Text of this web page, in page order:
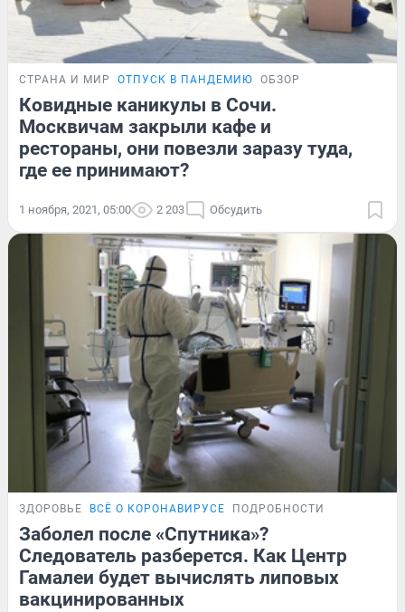
СТРАНА И МИР ОТПУСК В ПАНДЕМИЮ ОБЗОР
Ковидные каникулы в Сочи.
Москвичам закрыли кафе и
рестораны, они повезли заразу туда,
где ее принимают?
1 ноября, 2021, 05:00 2 203 Обсудить
ЗДОРОВЬЕ ВСЁ О КОРОНАВИРУСЕ ПОДРОБНОСТИ
Заболел после «Спутника»?
Следователь разберется. Как Центр
Гамалеи будет вычислять липовых
вакцинированных